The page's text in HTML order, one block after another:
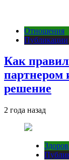
Отношения
Публикации
Как
партнером
решение
2 года назад